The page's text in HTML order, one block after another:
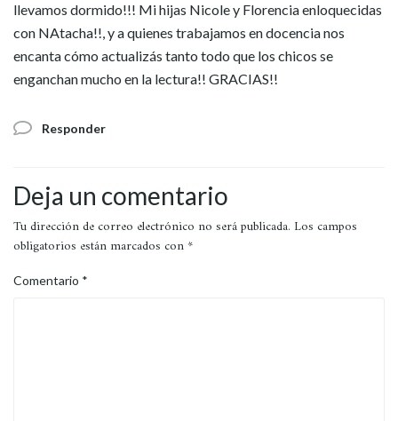
llevamos dormido!!! Mi hijas Nicole y Florencia enloquecidas
con NAtacha!!, y a quienes trabajamos en docencia nos
encanta cómo actualizás tanto todo que los chicos se
enganchan mucho en la lectura!! GRACIAS!!
Responder
Deja un comentario
Tu dirección de correo electrónico no será publicada. Los campos
obligatorios están marcados con *
Comentario *